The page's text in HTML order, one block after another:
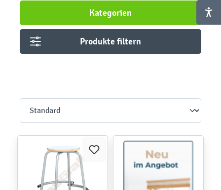
Kategorien
Produkte filtern